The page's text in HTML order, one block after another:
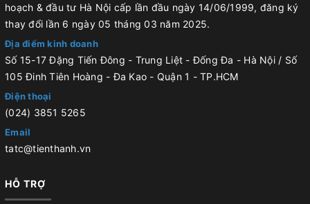
hoạch & đầu tư Hà Nội cấp lần đầu ngày 14/06/1999, đăng ký
thay đổi lần 6 ngày 05 tháng 03 năm 2025.
Địa điểm kinh doanh
Số 15-17 Đặng Tiến Đông - Trung Liệt - Đống Đa - Hà Nội / Số
105 Đinh Tiên Hoàng - Đa Kao - Quận 1 - TP.HCM
Điện thoại
(024) 3851 5265
Email
tatc@tienthanh.vn
HỖ TRỢ